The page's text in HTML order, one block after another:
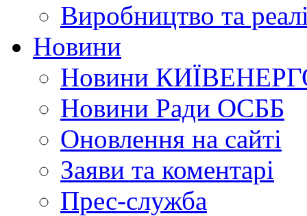
Виробництво та
Новини
Новини
Новини Ради ОСББ
Оновлення на сайті
Заяви та коментарі
Прес-служба